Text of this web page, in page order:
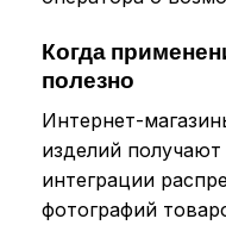
Когда
полезно
Интернет-
изделий
интеграции
фотографий